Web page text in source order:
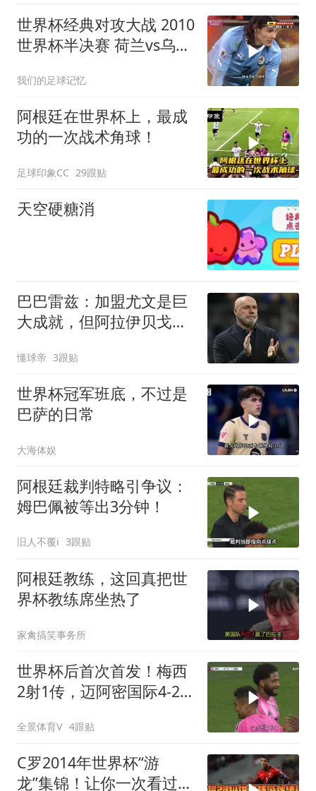
世界杯经典对攻大战 2010
世界杯半决赛 荷兰vs乌拉
我们的足球记忆
阿根廷在世界杯上，最成
功的一次战术角球！
足球印象CC 29跟贴
天空硬糖消
巴巴雷兹：加盟尤文是巨
大成就，但阿拉伊贝戈维
懂球帝 3跟贴
世界杯冠军班底，不过是
巴萨的日常
大海体娱
阿根廷裁判特略引争议：
姆巴佩被等出3分钟！
旧人不覆i 3跟贴
阿根廷教练，这回真把世
界杯教练席坐热了
家禽搞笑事务所
世界杯后首次首发！梅西
2射1传，迈阿密国际4-2
全景体育V 4跟贴
C罗2014年世界杯“游
龙”集锦！让你一次看过